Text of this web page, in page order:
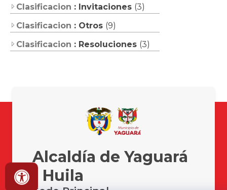
Clasificacion : Invitaciones (3)
Clasificacion : Otros (9)
Clasificacion : Resoluciones (3)
Alcaldía de Yaguará
- Huila